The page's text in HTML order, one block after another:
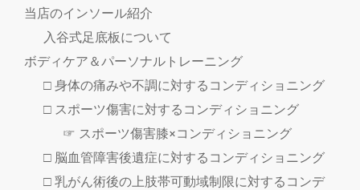
当店のインソール紹介
入谷式足底板について
ボディケア＆パーソナルトレーニング
□ 身体の痛みや不調に対するコンディショニング
□ スポーツ傷害に対するコンディショニング
☞ スポーツ傷害膝×コンディショニング
□ 脳血管障害後遺症に対するコンディショニング
□ 乳がん術後の上肢帯可動域制限に対するコンデ